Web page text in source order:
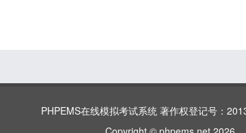
PHPEMS在线模拟考试系统 著作权登记号：